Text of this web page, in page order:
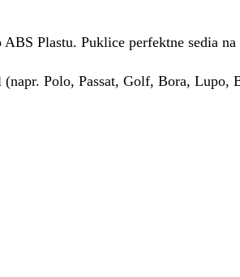
Plastu. Puklice perfektne sedia
(napr. Polo, Passat, Golf, Bora, Lupo,